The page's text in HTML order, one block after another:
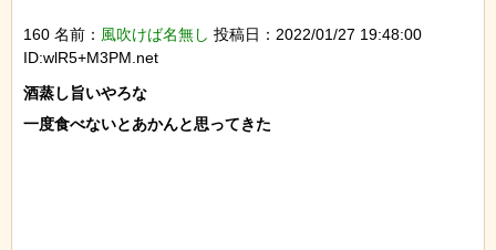
160 名前： 風吹けば名無し 投稿日：2022/01/27 19:48:00
ID:wlR5+M3PM.net
酒蒸し旨いやろな
一度食べないとあかんと思ってきた